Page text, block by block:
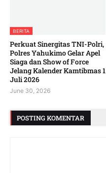
BERITA
‎Perkuat Sinergitas TNI-Polri,
Polres Yahukimo Gelar Apel
Siaga dan Show of Force
Jelang Kalender Kamtibmas 1
Juli 2026 ‎ ‎
June 30, 2026
POSTING KOMENTAR